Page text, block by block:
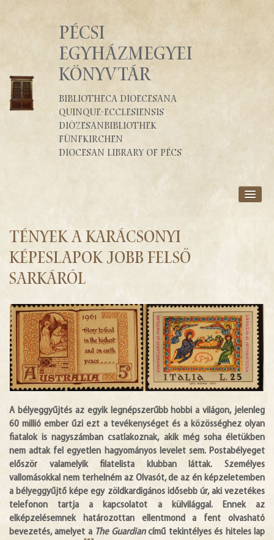
PÉCSI
EGYHÁZMEGYEI
KÖNYVTÁR
Bibliotheca Dioecesana
Quinque-Ecclesiensis
Diözesanbibliothek
Fünfkirchen
Diocesan Library of Pécs
BLOG
DIGITÁLIS KÖNYVTÁR
EGYHÁZMEGYE
Tények a karácsonyi
képeslapok jobb felső
sarkáról
A bélyeggyűjtés az egyik legnépszerűbb hobbi a világon, jelenleg
60 millió ember űzi ezt a tevékenységet és a közösséghez olyan
fiatalok is nagyszámban csatlakoznak, akik még soha életükben
nem adtak fel egyetlen hagyományos levelet sem. Postabélyeget
először valamelyik filatelista klubban láttak. Személyes
vallomásokkal nem terhelném az Olvasót, de az én képzeletemben
a bélyeggyűjtő képe egy zöldkardigános idősebb úr, aki vezetékes
telefonon tartja a kapcsolatot a külvilággal. Ennek az
elképzelésemnek határozottan ellentmond a fent olvasható
bevezetés, amelyet a The Guardiancímű tekintélyes és hiteles lap